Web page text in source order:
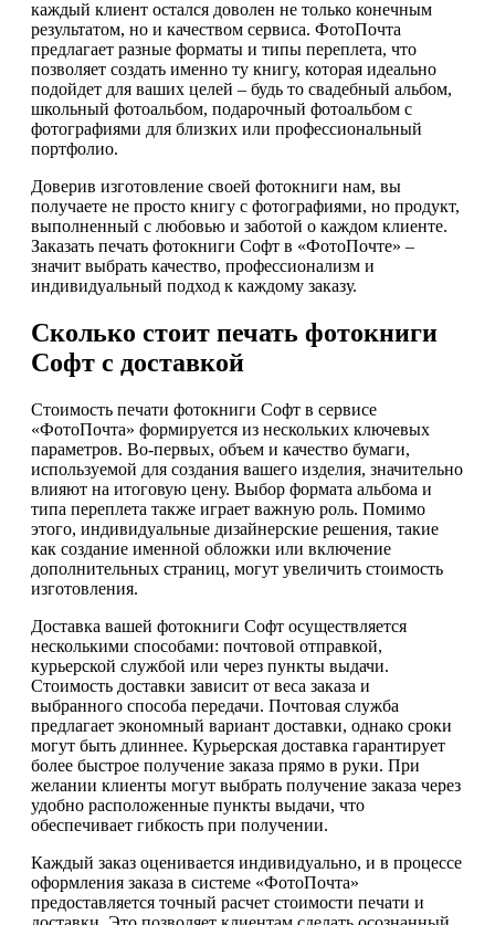
каждый клиент остался доволен не только конечным
результатом, но и качеством сервиса. ФотоПочта
предлагает разные форматы и типы переплета, что
позволяет создать именно ту книгу, которая идеально
подойдет для ваших целей – будь то свадебный альбом,
школьный фотоальбом, подарочный фотоальбом с
фотографиями для близких или профессиональный
портфолио.
Доверив изготовление своей фотокниги нам, вы
получаете не просто книгу с фотографиями, но продукт,
выполненный с любовью и заботой о каждом клиенте.
Заказать печать фотокниги Софт в «ФотоПочте» –
значит выбрать качество, профессионализм и
индивидуальный подход к каждому заказу.
Сколько стоит печать фотокниги
Софт с доставкой
Стоимость печати фотокниги Софт в сервисе
«ФотоПочта» формируется из нескольких ключевых
параметров. Во-первых, объем и качество бумаги,
используемой для создания вашего изделия, значительно
влияют на итоговую цену. Выбор формата альбома и
типа переплета также играет важную роль. Помимо
этого, индивидуальные дизайнерские решения, такие
как создание именной обложки или включение
дополнительных страниц, могут увеличить стоимость
изготовления.
Доставка вашей фотокниги Софт осуществляется
несколькими способами: почтовой отправкой,
курьерской службой или через пункты выдачи.
Стоимость доставки зависит от веса заказа и
выбранного способа передачи. Почтовая служба
предлагает экономный вариант доставки, однако сроки
могут быть длиннее. Курьерская доставка гарантирует
более быстрое получение заказа прямо в руки. При
желании клиенты могут выбрать получение заказа через
удобно расположенные пункты выдачи, что
обеспечивает гибкость при получении.
Каждый заказ оценивается индивидуально, и в процессе
оформления заказа в системе «ФотоПочта»
предоставляется точный расчет стоимости печати и